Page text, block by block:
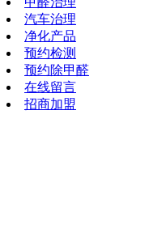
汽车治理
净化产品
预约检测
预约除甲醛
在线留言
招商加盟